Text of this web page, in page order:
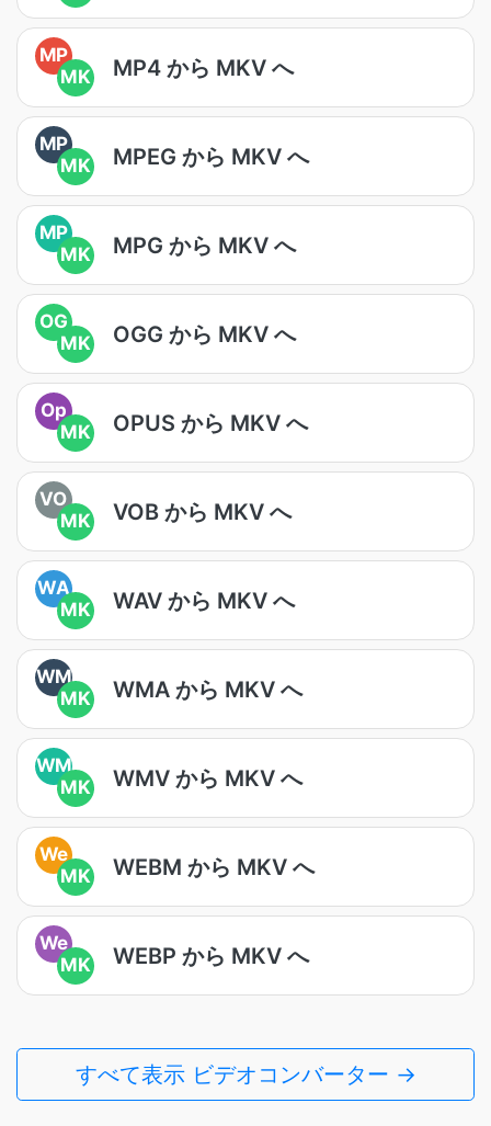
MP
MK
MP4 から MKV へ
MP
MK
MPEG から MKV へ
MP
MK
MPG から MKV へ
OG
MK
OGG から MKV へ
Op
MK
OPUS から MKV へ
VO
MK
VOB から MKV へ
WA
MK
WAV から MKV へ
WM
MK
WMA から MKV へ
WM
MK
WMV から MKV へ
We
MK
WEBM から MKV へ
We
MK
WEBP から MKV へ
すべて表示 ビデオコンバーター →